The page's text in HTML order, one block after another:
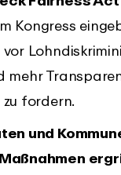
Kongress
mehr
fordern.
und